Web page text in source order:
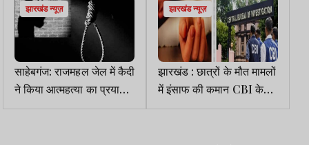
झारखंड न्यूज़
साहेबगंज: राजमहल जेल में कैदी
ने किया आत्महत्या का प्रयास,
हालत गंभीर
झारखंड न्यूज़
झारखंड : छात्रों के मौत मामलों
में इंसाफ की कमान CBI के
हाथ, कहीं मिली सफलता, कहीं